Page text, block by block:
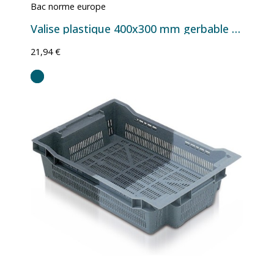
Bac norme europe
Valise plastique 400x300 mm gerbable avec couvercle – Série PC disponible en 11L, 15,5L et 19,9L
21,94 €